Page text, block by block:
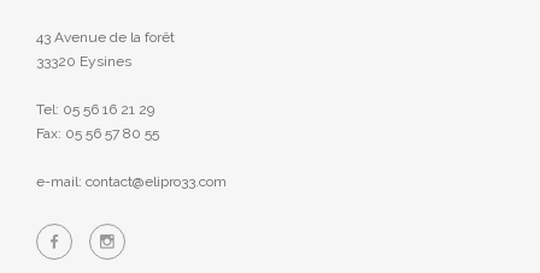
43 Avenue de la forêt
33320 Eysines
Tel: 05 56 16 21 29
Fax: 05 56 57 80 55
e-mail: contact@elipro33.com